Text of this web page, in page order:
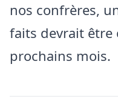
nos confrères,
faits devrait être
prochains mois.